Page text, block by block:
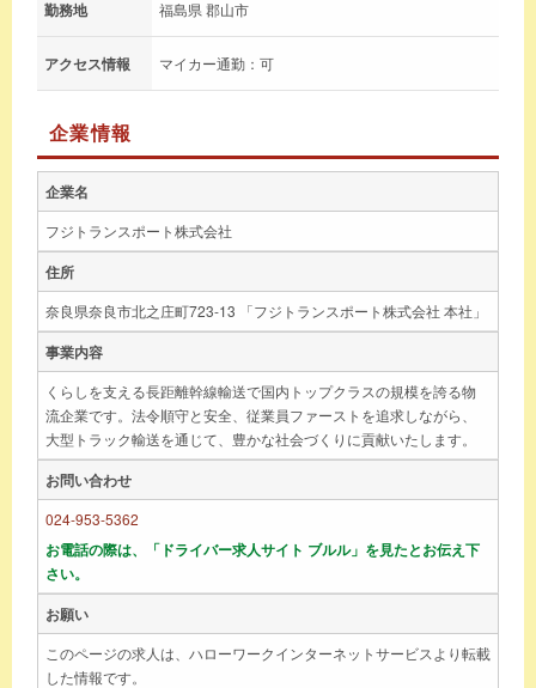
勤務地 福島県 郡山市
アクセス情報 マイカー通勤：可
企業情報
企業名
フジトランスポート株式会社
住所
奈良県奈良市北之庄町723-13 「フジトランスポート株式会社 本社」
事業内容
くらしを支える長距離幹線輸送で国内トップクラスの規模を誇る物
流企業です。法令順守と安全、従業員ファーストを追求しながら、
大型トラック輸送を通じて、豊かな社会づくりに貢献いたします。
お問い合わせ
024-953-5362
お電話の際は、「ドライバー求人サイト ブルル」を見たとお伝え下
さい。
お願い
このページの求人は、ハローワークインターネットサービスより転載
した情報です。